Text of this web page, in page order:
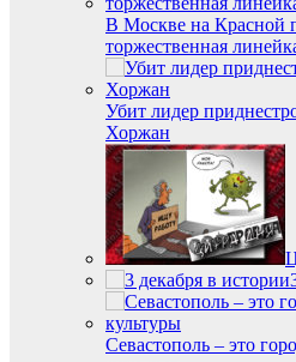
В Москве на Красной
торжественная
Убит лидер
Хоржан
Севастополь – это